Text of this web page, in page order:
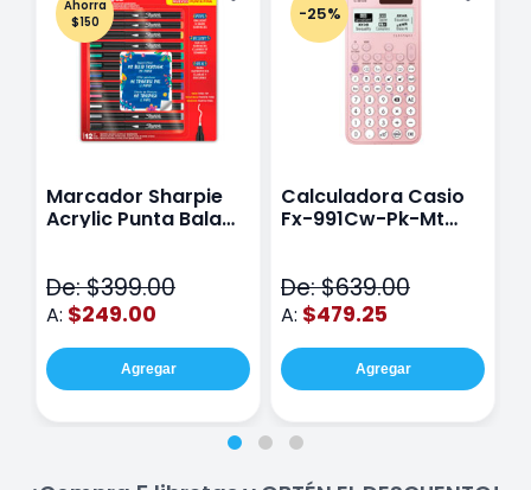
Ahorra
$150
Marcador Sharpie
Acrylic Punta Bala
De: $399.00
A: $249.00
Agregar
-25%
Calculadora Casio
Fx-991Cw-Pk-Mt
De: $639.00
A: $479.25
Agregar